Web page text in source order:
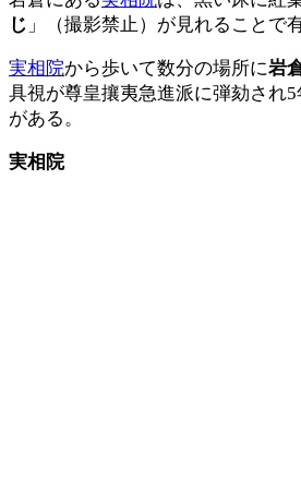
じ 」（撮影禁止）が見れることで
実相院から歩いて数分の場所に岩
具視が尊皇攘夷急進派に弾劾され5
がある。
実相院